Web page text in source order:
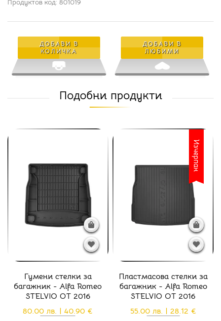
ДОБАВИ В
КОЛИЧКА
ДОБАВИ В
ЛЮБИМИ
Подобни продукти
Гумени стелки за
багажник - Alfa Romeo
STELVIO ОТ 2016
80.00 лв. | 40.90 €
Изчерпан
Пластмасова стелки за
багажник - Alfa Romeo
STELVIO ОТ 2016
55.00 лв. | 28.12 €